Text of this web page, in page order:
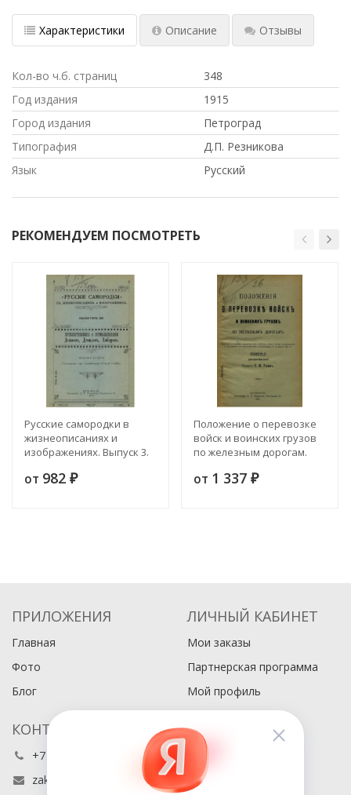
Характеристики Описание Отзывы
Кол-во ч.б. страниц
348
Год издания
1915
Город издания
Петроград
Типография
Д.П. Резникова
Язык
Русский
РЕКОМЕНДУЕМ ПОСМОТРЕТЬ
Русские самородки в
жизнеописаниях и
изображениях. Выпуск 3.
от 982 ₽
Положение о перевозке
войск и воинских грузов
по железным дорогам.
от 1 337 ₽
ПРИЛОЖЕНИЯ
Главная
Фото
Блог
ЛИЧНЫЙ КАБИНЕТ
Мои заказы
Партнерская программа
Мой профиль
КОНТАКТЫ
+7 (495) 486-80-76
zakaz@buyabook.ru